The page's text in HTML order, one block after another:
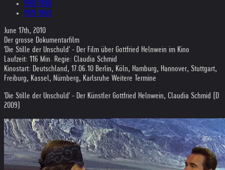
1987-1980
1979-1969
June 17th, 2010
Der grosse Dokumentarfilm
'Die Stille der Unschuld' - Der Film über Gottfried Helnwein im Kino
Laufzeit: 116 Min. Regie: Claudia Schmid
Kinostart: Deutschland, 17.06.10 Berlin, Köln, Hamburg, Hannover, Stuttgart,
Freiburg, Kassel, Nürnberg, Karlsruhe Weitere Termine
'Die Stille der Unschuld' - Der Künstler Gottfried Helnwein, Claudia Schmid (D
2009)